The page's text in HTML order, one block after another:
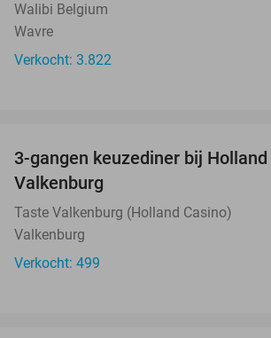
Walibi Belgium
Wavre
Verkocht: 3.822
3-gangen keuzediner bij
Valkenburg
Taste Valkenburg (Holland Casino)
Valkenburg
Verkocht: 499